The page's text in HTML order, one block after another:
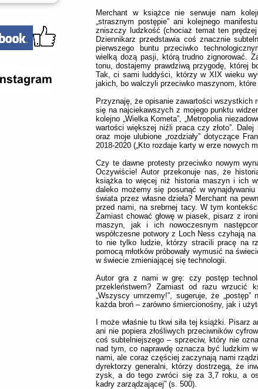
Merchant w książce nie serwuje nam
„strasznym postępie” ani kolejnego
zniszczy ludzkość (chociaż temat ten
Dziennikarz przedstawia coś znacznie
pierwszego buntu przeciwko
wielką dozą pasji, którą trudno zignorować.
tonu, dostajemy prawdziwą przygodę, której
Tak, ci sami luddyści, którzy w XIX wieku
jakich, bo walczyli przeciwko maszynom,
Przyznaję, że opisanie zawartości wszystkich
się na najciekawszych z mojego punktu
kolejno „Wielka Kometa”, „Metropolia
wartości większej niźli praca czy złoto”. Dalej
oraz moje ulubione „rozdziały” dotyczące
2018-2020 („Kto rozdaje karty w erze nowych
Czy te dawne protesty przeciwko nowym
Oczywiście! Autor przekonuje nas, że
książka to więcej niż historia maszyn i ich
daleko możemy się posunąć w
świata przez własne dzieła? Merchant na
przed nami, na srebrnej tacy. W tym
Zamiast chować głowę w piasek, pisarz z
maszyn, jak i ich nowoczesnym
współczesne potwory z Loch Ness czyhają
to nie tylko ludzie, którzy stracili pracę na
pomocą młotków próbowały wymusić na
w świecie zmieniającej się technologii.
Autor gra z nami w grę: czy postęp
przekleństwem? Zamiast od razu wrzucić
„Wszyscy umrzemy!”, sugeruje, że
każda broń – zarówno śmiercionośny, jak i
I może właśnie tu tkwi siła tej książki. Pisarz
ani nie popiera złośliwych przeciwników
coś subtelniejszego – sprzeciw, który nie
nad tym, co naprawdę oznacza być ludzkim
nami, ale coraz częściej zaczynają nami
dyrektorzy generalni, którzy dostrzegą, że
zysk, a do tego zwróci się za 3,7 roku, a
kadry zarządzającej” (s. 500).